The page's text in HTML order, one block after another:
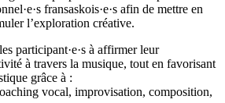
fransaskois·e·s afin de mettre en
l’exploration créative.
participant·e·s à affirmer leur
à travers la musique, tout en favorisant
grâce à :
vocal, improvisation, composition,